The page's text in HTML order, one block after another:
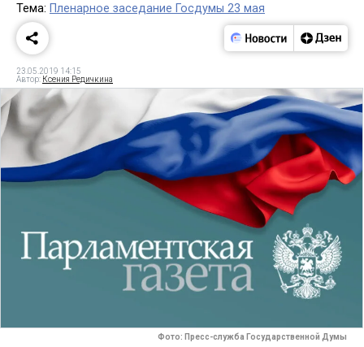
Тема: Пленарное заседание Госдумы 23 мая
23.05.2019 14:15
Автор: Ксения Редичкина
Фото: Пресс-служба Государственной Думы